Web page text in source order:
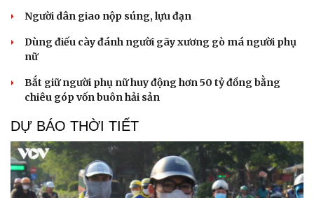
Cải chính
Người dân giao nộp súng, lựu đạn
Dùng điếu cày đánh người gãy xương gò má người phụ
nữ
Bắt giữ người phụ nữ huy động hơn 50 tỷ đồng bằng
chiêu góp vốn buôn hải sản
DỰ BÁO THỜI TIẾT